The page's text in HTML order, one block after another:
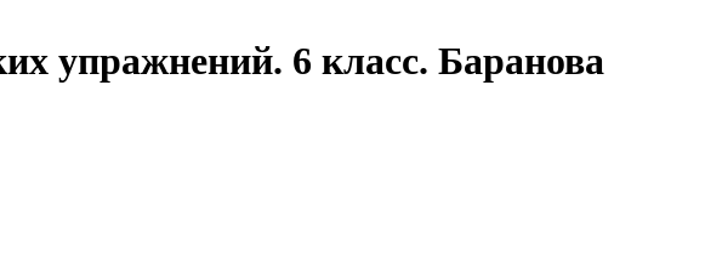
упражнений. 6 класс. Баранова